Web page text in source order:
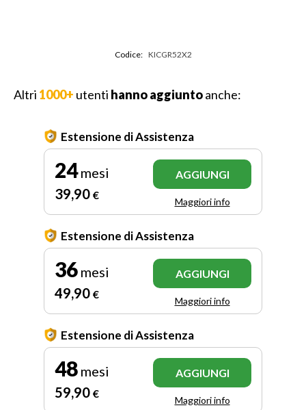
Codice: KICGR52X2
Altri 1000+ utenti hanno aggiuntoanche:
Estensione di Assistenza
24mesi
39,90 €
AGGIUNGI
Maggiori info
Estensione di Assistenza
36 mesi
49,90 €
AGGIUNGI
Maggiori info
Estensione di Assistenza
48 mesi
59,90 €
AGGIUNGI
Maggiori info